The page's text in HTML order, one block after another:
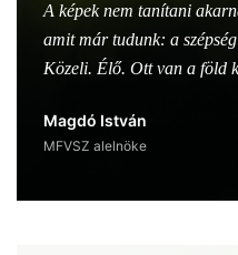
A képek nem tanítani
amit már tudunk: a
Közeli. Élő. Ott van a föld
Magdó István
MFVSZ alelnöke